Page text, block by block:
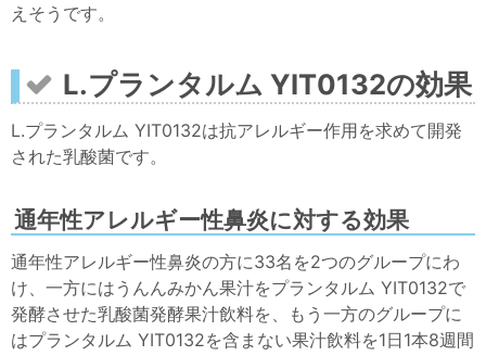
えそうです。
L.プランタルム YIT0132の効果
L.プランタルム YIT0132は抗アレルギー作用を求めて開発
された乳酸菌です。
通年性アレルギー性鼻炎に対する効果
通年性アレルギー性鼻炎の方に33名を2つのグループにわ
け、一方にはうんんみかん果汁をプランタルム YIT0132で
発酵させた乳酸菌発酵果汁飲料を、もう一方のグループに
はプランタルム YIT0132を含まない果汁飲料を1日1本8週間